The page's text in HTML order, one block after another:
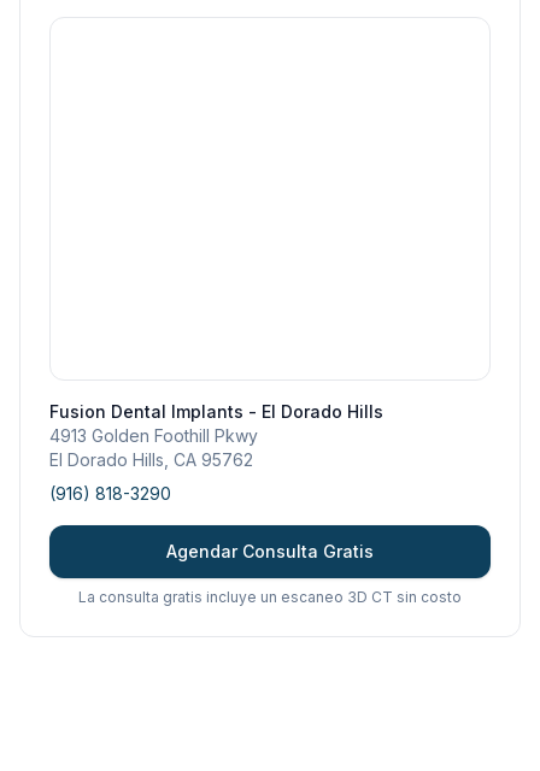
Fusion Dental Implants - El Dorado Hills
4913 Golden Foothill Pkwy
El Dorado Hills CA 95762
(916) 818-3290
Agendar Consulta Gratis
La consulta gratis incluye un escaneo 3D CT sin costo